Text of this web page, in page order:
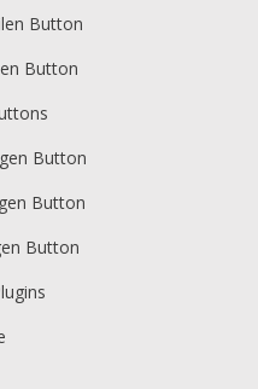
Button
Button
Button
Button
Button